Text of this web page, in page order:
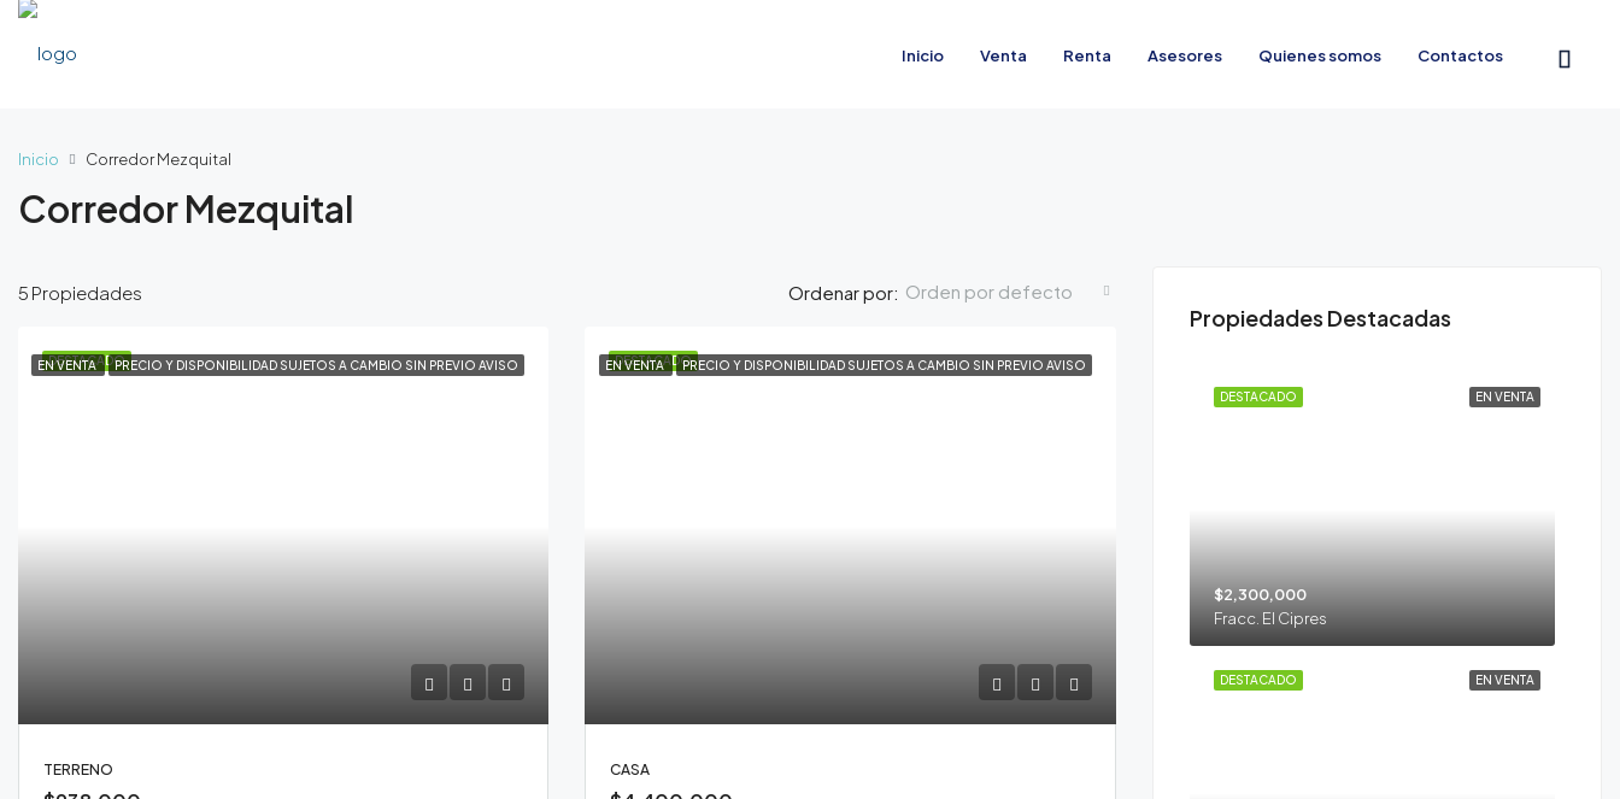
Inicio Venta Renta Asesores Quienes somos Contactos
Inicio Corredor Mezquital
Corredor Mezquital
5 Propiedades Ordenar por: Orden por defecto
DESTACADO
EN VENTA PRECIO Y DISPONIBILIDAD SUJETOS A CAMBIO SIN PREVIO AVISO
TERRENO
DESTACADO
EN VENTA PRECIO Y DISPONIBILIDAD SUJETOS A CAMBIO SIN PREVIO AVISO
CASA
Propiedades Destacadas
EN VENTA
DESTACADO
$2,300,000
Fracc. El Cipres
EN VENTA
DESTACADO